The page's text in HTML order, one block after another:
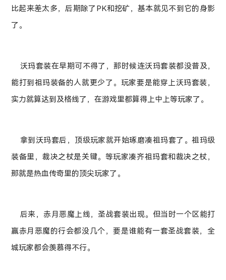
比起来差太多，后期除了PK和挖矿，基本就见不到它的身影
了。
沃玛套装在早期可不得了，那时候连沃玛套装都没普及，
能打到祖玛装备的人就更少了。玩家要是能穿上沃玛套装，
实力就算达到及格线了，在游戏里都算得上中上等玩家了。
拿到沃玛套后，顶级玩家就开始琢磨凑祖玛套了。祖玛级
装备里，裁决之杖是关键。等玩家凑齐祖玛套和裁决之杖，
那就是热血传奇里的顶尖玩家了。
后来，赤月恶魔上线，圣战套装出现。但当时一个区能打
赢赤月恶魔的行会都没几个，要是谁能有一套圣战套装，全
城玩家都会羡慕得不行。